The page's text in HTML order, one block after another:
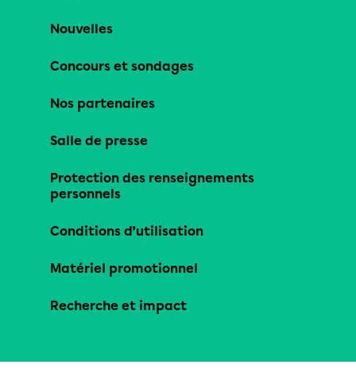
Nouvelles
Concours et sondages
Nos partenaires
Salle de presse
Protection des renseignements
personnels
Conditions d’utilisation
Matériel promotionnel
Recherche et impact